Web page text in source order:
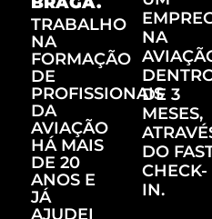
TRABALHO
NA
FORMAÇÃO
DE
PROFISSIONAIS
DA
AVIAÇÃO
HÁ MAIS
DE 20
ANOS E
JÁ
AJUDEI
NA
DE 3
MESES,
DO
CHECK-
IN.